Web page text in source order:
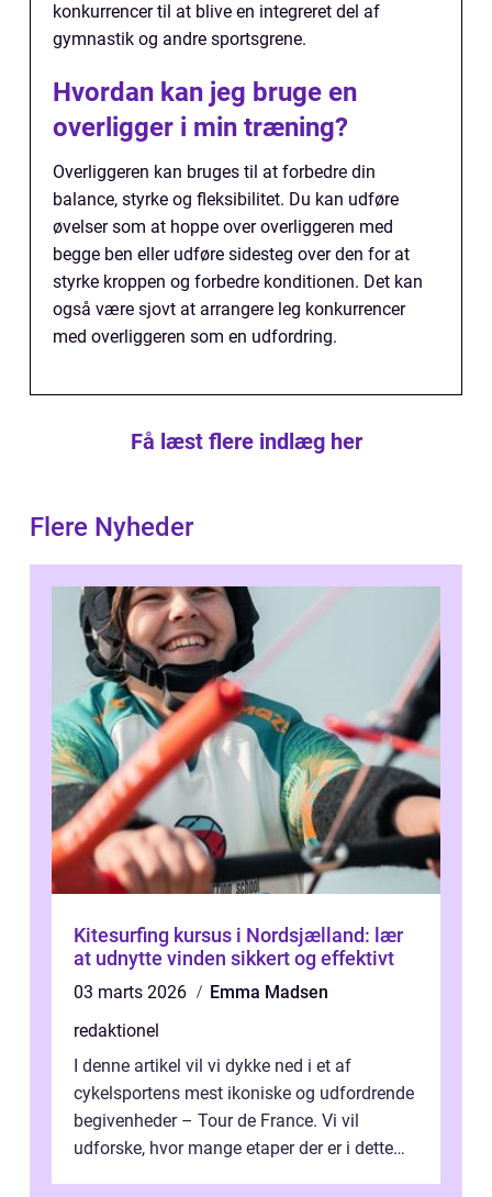
konkurrencer til at blive en integreret del af
gymnastik og andre sportsgrene.
Hvordan kan jeg bruge en
overligger i min træning?
Overliggeren kan bruges til at forbedre din
balance, styrke og fleksibilitet. Du kan udføre
øvelser som at hoppe over overliggeren med
begge ben eller udføre sidesteg over den for at
styrke kroppen og forbedre konditionen. Det kan
også være sjovt at arrangere leg konkurrencer
med overliggeren som en udfordring.
Få læst flere indlæg her
Flere Nyheder
Kitesurfing kursus i Nordsjælland: lær
at udnytte vinden sikkert og effektivt
03 marts 2026
Emma Madsen
redaktionel
I denne artikel vil vi dykke ned i et af
cykelsportens mest ikoniske og udfordrende
begivenheder – Tour de France. Vi vil
udforske, hvor mange etaper der er i dette